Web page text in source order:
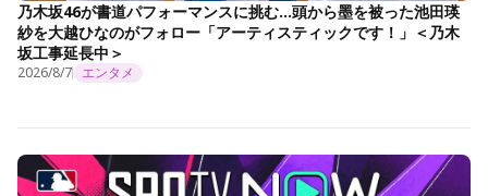
乃木坂46が書道パフォーマンスに挑む…頭から墨を被った池田瑛
紗を大越ひなのがフォロー「アーティスティックです！」＜乃木
坂工事延長中＞
2026/8/7 エンタメ